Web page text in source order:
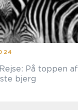
På toppen af
bjerg